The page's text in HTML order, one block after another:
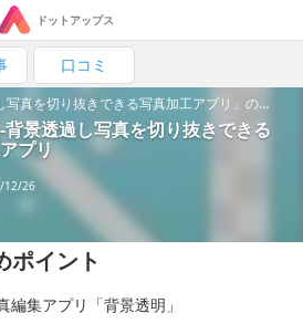
ドットアップス
口コミ
アプリ「背景透明-背景透過し写真を切り抜きできる写真加工アプリ」の魅力を紹介！
景透過し写真を切り抜きできる
プリ
12/26
ポイント
集アプリ「背景透明」